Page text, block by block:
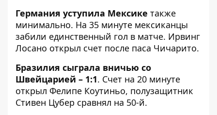
Германия уступила Мексике также
минимально. На 35 минуте мексиканцы
забили единственный гол в матче. Ирвинг
Лосано открыл счет после паса Чичарито.
Бразилия сыграла вничью со
Швейцарией – 1:1. Счет на 20 минуте
открыл Фелипе Коутиньо, полузащитник
Стивен Цубер сравнял на 50-й.